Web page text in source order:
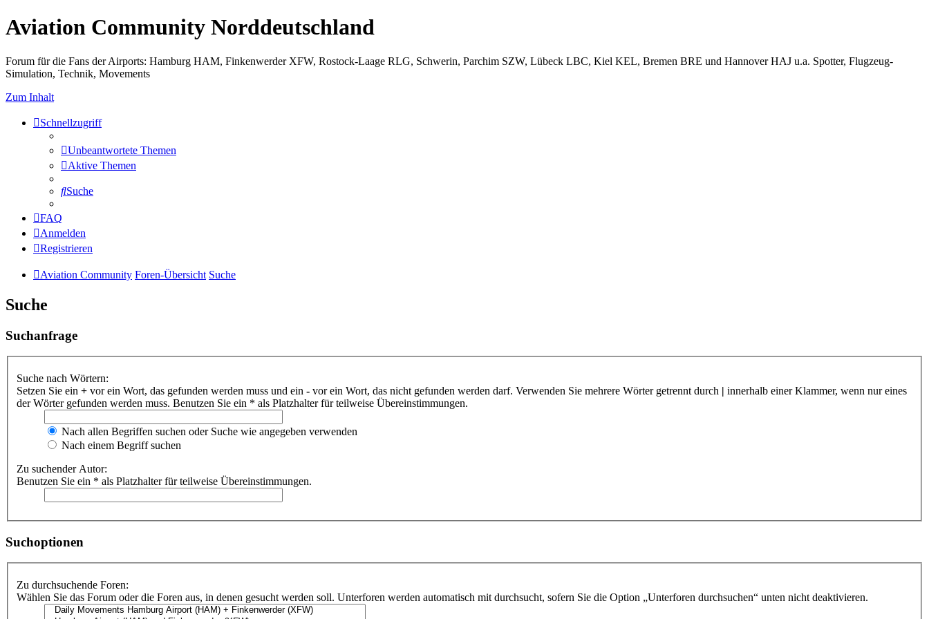
Aviation Community Norddeutschland
Forum für die Fans der Airports: Hamburg HAM, Finkenwerder XFW, Rostock-Laage RLG, Schwerin, Parchim SZW, Lübeck LBC, Kiel KEL, Bremen BRE und Hannover HAJ u.a. Spotter, Flugzeug-
Simulation, Technik, Movements
Zum Inhalt
Schnellzugriff
Unbeantwortete Themen
Aktive Themen
Suche
FAQ
Anmelden
Registrieren
Aviation Community Foren-Übersicht Suche
Suche
Suchanfrage
Suche nach Wörtern:
Setzen Sie ein + vor ein Wort, das gefunden werden muss und ein - vor ein Wort, das nicht gefunden werden darf. Verwenden Sie mehrere Wörter getrennt durch | innerhalb einer Klammer, wenn nur eines
der Wörter gefunden werden muss. Benutzen Sie ein * als Platzhalter für teilweise Übereinstimmungen.
Nach allen Begriffen suchen oder Suche wie angegeben verwenden
Nach einem Begriff suchen
Zu suchender Autor:
Benutzen Sie ein * als Platzhalter für teilweise Übereinstimmungen.
Suchoptionen
Zu durchsuchende Foren:
Wählen Sie das Forum oder die Foren aus, in denen gesucht werden soll. Unterforen werden automatisch mit durchsucht, sofern Sie die Option „Unterforen durchsuchen“ unten nicht deaktivieren.